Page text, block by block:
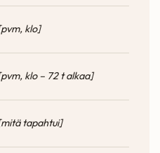
klo]
klo – 72 t alkaa]
tapahtui]